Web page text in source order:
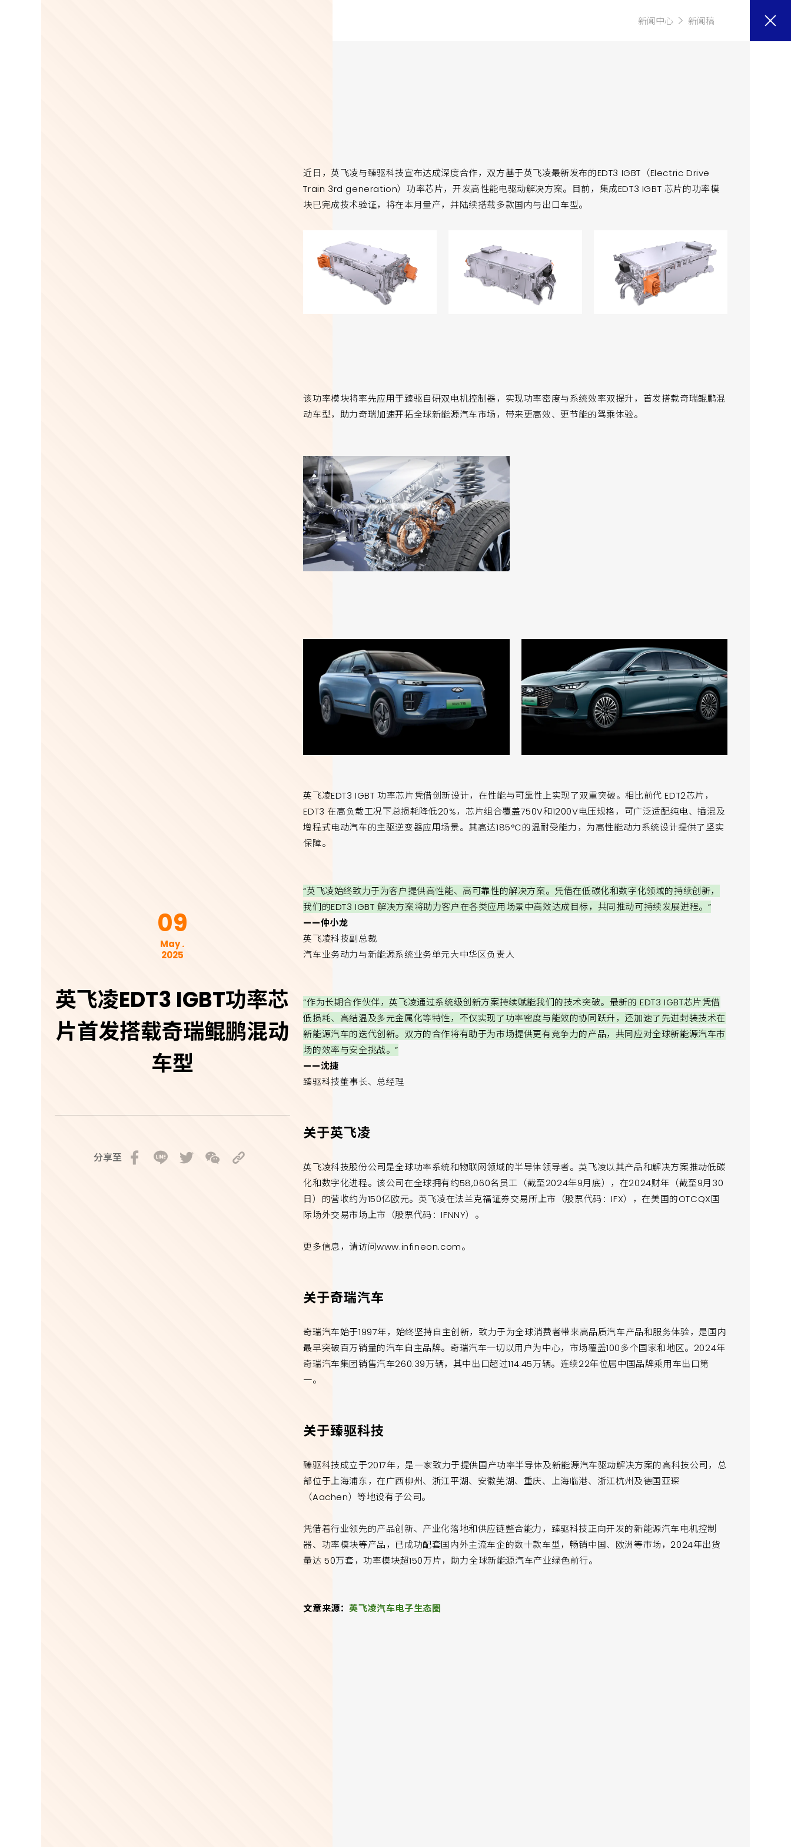
新闻中心 新闻稿
09
May .
2025
英飞凌EDT3 IGBT功率芯
片首发搭载奇瑞鲲鹏混动
车型
分享至
近日，英飞凌与臻驱科技宣布达成深度合作，双方基于英飞凌最新发布的EDT3 IGBT（Electric Drive
Train 3rd generation）功率芯片，开发高性能电驱动解决方案。目前，集成EDT3 IGBT 芯片的功率模
块已完成技术验证，将在本月量产，并陆续搭载多款国内与出口车型。
该功率模块将率先应用于臻驱自研双电机控制器，实现功率密度与系统效率双提升，首发搭载奇瑞鲲鹏混
动车型，助力奇瑞加速开拓全球新能源汽车市场，带来更高效、更节能的驾乘体验。
英飞凌EDT3 IGBT 功率芯片凭借创新设计，在性能与可靠性上实现了双重突破。相比前代 EDT2芯片，
EDT3 在高负载工况下总损耗降低20%，芯片组合覆盖750V和1200V电压规格，可广泛适配纯电、插混及
增程式电动汽车的主驱逆变器应用场景。其高达185°C的温耐受能力，为高性能动力系统设计提供了坚实
保障。
“英飞凌始终致力于为客户提供高性能、高可靠性的解决方案。凭借在低碳化和数字化领域的持续创新，
我们的EDT3 IGBT 解决方案将助力客户在各类应用场景中高效达成目标，共同推动可持续发展进程。”
——仲小龙
英飞凌科技副总裁
汽车业务动力与新能源系统业务单元大中华区负责人
“作为长期合作伙伴，英飞凌通过系统级创新方案持续赋能我们的技术突破。最新的 EDT3 IGBT芯片凭借
低损耗、高结温及多元金属化等特性，不仅实现了功率密度与能效的协同跃升，还加速了先进封装技术在
新能源汽车的迭代创新。双方的合作将有助于为市场提供更有竞争力的产品，共同应对全球新能源汽车市
场的效率与安全挑战。”
——沈捷
臻驱科技董事长、总经理
关于英飞凌
英飞凌科技股份公司是全球功率系统和物联网领域的半导体领导者。英飞凌以其产品和解决方案推动低碳
化和数字化进程。该公司在全球拥有约58,060名员工（截至2024年9月底），在2024财年（截至9月30
日）的营收约为150亿欧元。英飞凌在法兰克福证券交易所上市（股票代码：IFX），在美国的OTCQX国
际场外交易市场上市（股票代码：IFNNY）。
更多信息，请访问www.infineon.com。
关于奇瑞汽车
奇瑞汽车始于1997年，始终坚持自主创新，致力于为全球消费者带来高品质汽车产品和服务体验，是国内
最早突破百万销量的汽车自主品牌。奇瑞汽车一切以用户为中心，市场覆盖100多个国家和地区。2024年
奇瑞汽车集团销售汽车260.39万辆，其中出口超过114.45万辆。连续22年位居中国品牌乘用车出口第
一。
关于臻驱科技
臻驱科技成立于2017年，是一家致力于提供国产功率半导体及新能源汽车驱动解决方案的高科技公司，总
部位于上海浦东，在广西柳州、浙江平湖、安徽芜湖、重庆、上海临港、浙江杭州及德国亚琛
（Aachen）等地设有子公司。
凭借着行业领先的产品创新、产业化落地和供应链整合能力，臻驱科技正向开发的新能源汽车电机控制
器、功率模块等产品，已成功配套国内外主流车企的数十款车型，畅销中国、欧洲等市场，2024年出货
量达 50万套，功率模块超150万片，助力全球新能源汽车产业绿色前行。
文章来源：英飞凌汽车电子生态圈